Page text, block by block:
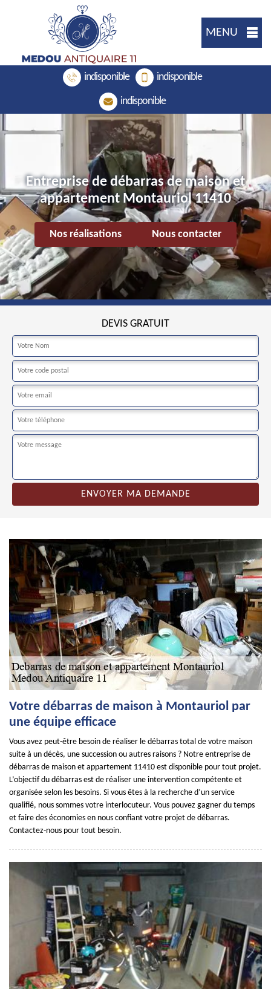
MENU
indisponible indisponible
indisponible
Entreprise de débarras de maison et
appartement Montauriol 11410
Nos réalisations Nous contacter
DEVIS GRATUIT
Votre débarras de maison à Montauriol par
une équipe efficace
Vous avez peut-être besoin de réaliser le débarras total de votre maison
suite à un décès, une succession ou autres raisons ? Notre entreprise de
débarras de maison et appartement 11410 est disponible pour tout projet.
L’objectif du débarras est de réaliser une intervention compétente et
organisée selon les besoins. Si vous êtes à la recherche d’un service
qualifié, nous sommes votre interlocuteur. Vous pouvez gagner du temps
et faire des économies en nous confiant votre projet de débarras.
Contactez-nous pour tout besoin.